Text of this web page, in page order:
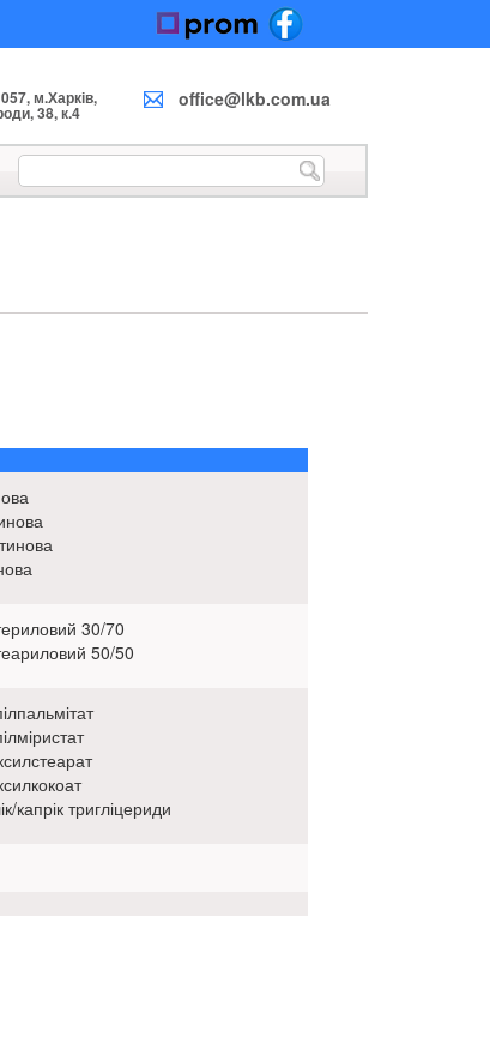
м.Харків,
38, к.4
office@lkb.com.ua
30/70
50/50
капрік тригліцериди